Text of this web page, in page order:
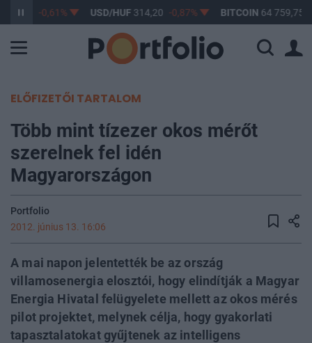
363,17 -0,61% USD/HUF314,20 -0,87% BITCOIN64 759,75
ELŐFIZETŐI TARTALOM
Több mint tízezer okos mérőt
szerelnek fel idén
Magyarországon
Portfolio
2012. június 13. 16:06
A mai napon jelentették be az ország
villamosenergia elosztói, hogy elindítják a Magyar
Energia Hivatal felügyelete mellett az okos mérés
pilot projektet, melynek célja, hogy gyakorlati
tapasztalatokat gyűjtenek az intelligens